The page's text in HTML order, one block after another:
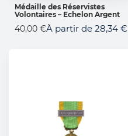
AJOUTER AU PANIER
Médaille des Réservistes
Volontaires – Echelon Argent
40,00 €À partir de 28,34 €